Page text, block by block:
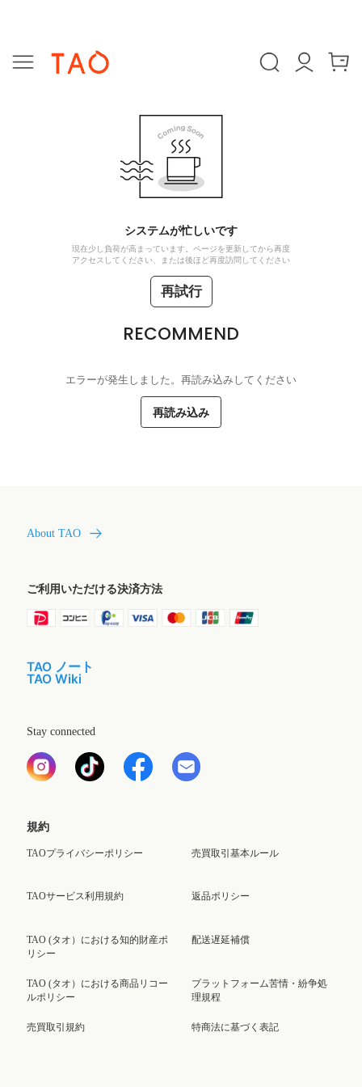
システムが忙しいです
現在少し負荷が高まっています。ページを更新してから再度
アクセスしてください、または後ほど再度訪問してください
再試行
RECOMMEND
エラーが発生しました。再読み込みしてください
再読み込み
About TAO
ご利用いただける決済方法
TAO ノート
TAO Wiki
Stay connected
規約
TAOプライバシーポリシー
TAOサービス利用規約
TAO (タオ）における知的財産ポ
リシー
TAO (タオ）における商品リコー
ルポリシー
売買取引規約
売買取引基本ルール
返品ポリシー
配送遅延補償
プラットフォーム苦情・紛争処
理規程
特商法に基づく表記